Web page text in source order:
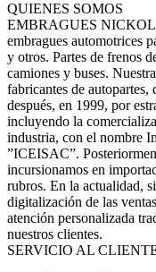
QUIENES SOMOS
EMBRAGUES NICKOL
embragues automotrices
y otros. Partes de frenos
camiones y buses.
fabricantes de
después, en 1999, por
incluyendo la
industria, con el nombre
”ICEISAC”.
incursionamos en
rubros. En la actualidad,
digitalización de las
atención personalizada
nuestros clientes.
SERVICIO AL